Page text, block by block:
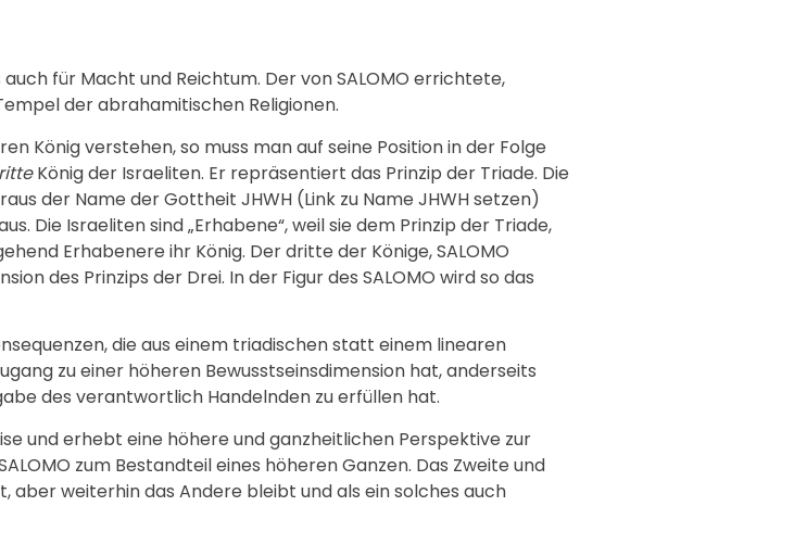
für Macht und Reichtum. Der von SALOMO errichtete,
der abrahamitischen Religionen.
König verstehen, so muss man auf seine Position in der Folge
König der Israeliten. Er repräsentiert das Prinzip der Triade. Die
der Name der Gottheit JHWH (Link zu Name JHWHsetzen)
Die Israeliten sind „Erhabene“, weil sie dem Prinzip der Triade,
Erhabenere ihr König. Der dritte der Könige, SALOMO
des Prinzips der Drei. In der Figur des SALOMO wird so das
die aus einem triadischen statt einem linearen
zu einer höheren Bewusstseinsdimension hat, anderseits
des verantwortlich Handelnden zu erfüllen hat.
und erhebt eine höhere und ganzheitlichen Perspektive zur
zum Bestandteil eines höheren Ganzen. Das Zweite und
weiterhin das Andere bleibt und als ein solches auch